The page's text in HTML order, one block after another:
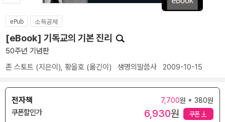
ePub 소득공제
[eBook] 기독교의 기본 진리
50주년 기념판
존 스토트 (지은이), 황을호 (옮긴이) 생명의말씀사 2009-10-15
전자책 7,700원 + 380원
쿠폰할인가 6,930원 쿠폰